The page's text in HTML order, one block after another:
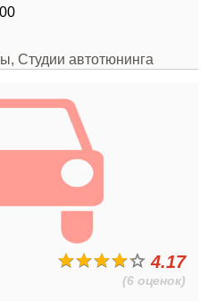
Студии автотюнинга
4.17
(6 оценок)